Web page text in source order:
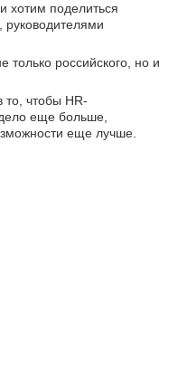
хотим поделиться
руководителями
российского, но и
чтобы HR-
еще больше,
еще лучше.